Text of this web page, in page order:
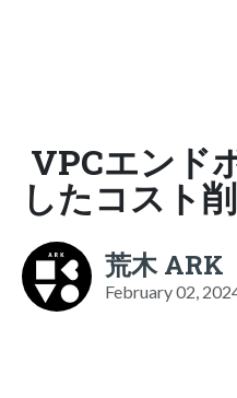
VPCエンド
したコスト
荒木 ARK
February 02,